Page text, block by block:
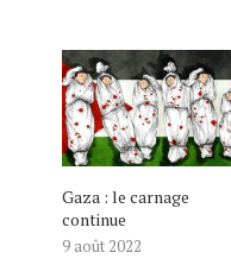
Gaza : le carnage
continue
9 août 2022